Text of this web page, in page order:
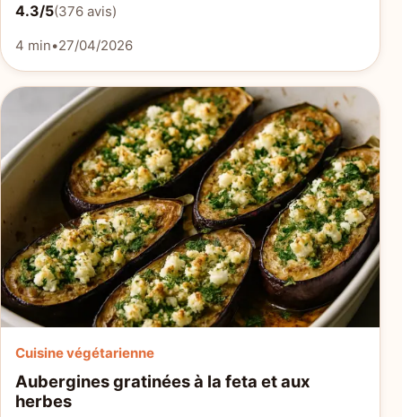
4.3/5(376 avis)
4 min•27/04/2026
Cuisine végétarienne
Aubergines gratinées à la feta et aux
herbes